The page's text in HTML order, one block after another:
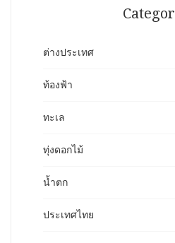
ต่างประเทศ
ท้องฟ้า
ทะเล
ทุ่งดอกไม้
น้ำตก
ประเทศไทย